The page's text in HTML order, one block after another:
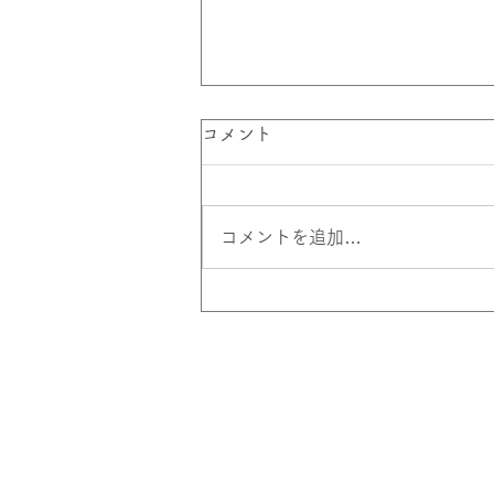
淡島地区の復旧工事が完了。
コメント
コメントを追加…